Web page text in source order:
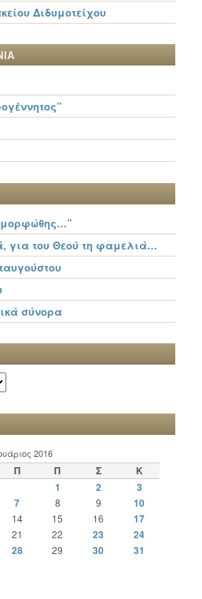
Διδυμοτείχου
για του Θεού τη φαμελιά…
σύνορα
2016
Π Π Σ
Κ
1
2 3
7 8 9 10
14 15 16
17
21 22 23
24
28 29 30
31